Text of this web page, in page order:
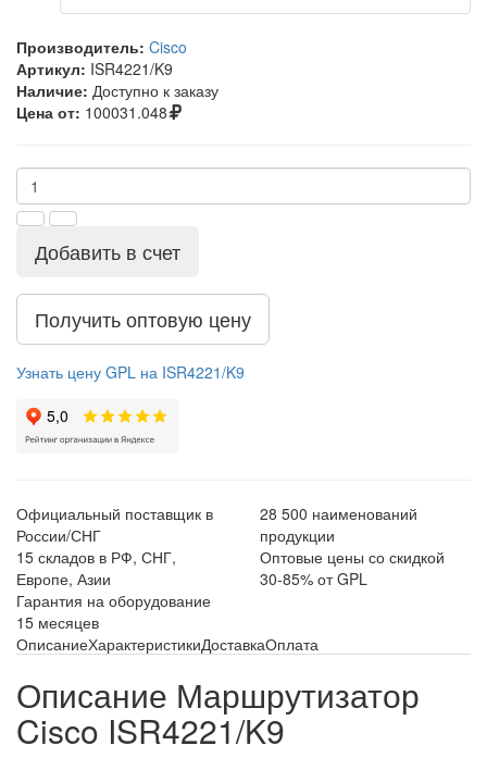
Производитель: Cisco
Артикул: ISR4221/K9
Наличие: Доступно к заказу
Цена от: 100031.048
Добавить в счет
Получить оптовую цену
Узнать цену GPL на ISR4221/K9
Официальный поставщик в
России/СНГ
28 500 наименований
продукции
15 складов в РФ, СНГ,
Европе, Азии
Оптовые цены со скидкой
30-85% от GPL
Гарантия на оборудование
15 месяцев
ОписаниеХарактеристикиДоставкаОплата
Описание Маршрутизатор
Cisco ISR4221/K9